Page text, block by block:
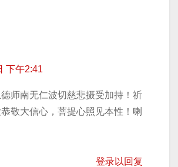
下午2:41
师南无仁波切慈悲摄受加持！祈
敬大信心，菩提心照见本性！喇
登录以回复